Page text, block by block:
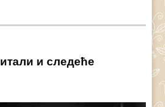
и следеће